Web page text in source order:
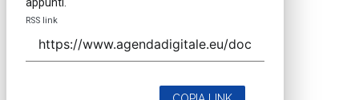
RSS link